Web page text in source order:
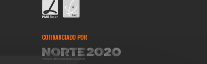
COFINANCIADO POR